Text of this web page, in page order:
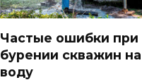
Частые ошибки при
бурении скважин на
воду